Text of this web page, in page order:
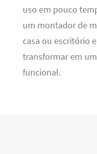
uso em pouco
um montador de
casa ou escritório
transformar em
funcional.